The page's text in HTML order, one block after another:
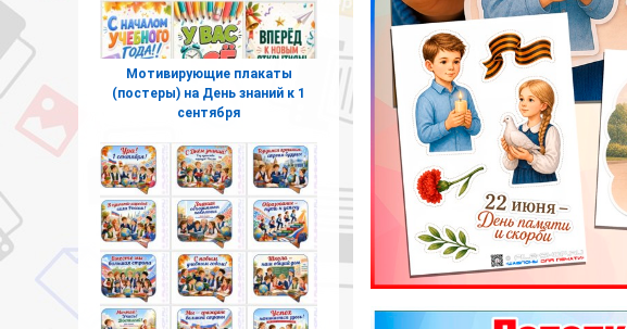
Мотивирующие плакаты
(постеры) на День знаний к 1
сентября